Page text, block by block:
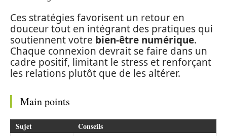
Ces stratégies favorisent un retour en
douceur tout en intégrant des pratiques qui
soutiennent votre bien-être numérique.
Chaque connexion devrait se faire dans un
cadre positif, limitant le stress et renforçant
les relations plutôt que de les altérer.
Main points
Sujet Conseils